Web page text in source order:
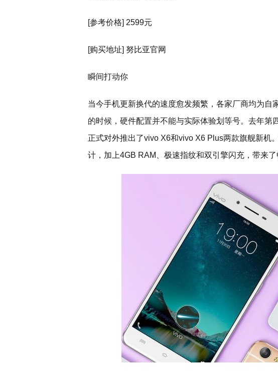
[参考价格] 2599元
[购买地址] 努比亚官网
瞬间打动你
当今手机更新换代的速度愈发频繁，各家厂商均为自
的时候，硬件配置并不能与实际体验划等号。去年第
正式对外推出了vivo X6和vivo X6 Plus两款旗舰新机
计，加上4GB RAM、极速指纹和双引擎闪充，带来了